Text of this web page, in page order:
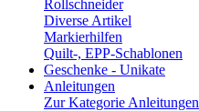
Rollschneider
Diverse Artikel
Markierhilfen
Quilt-, EPP-Schablonen
Geschenke - Unikate
Anleitungen
Zur Kategorie Anleitungen